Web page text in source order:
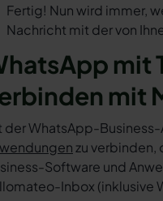
Fertig! Nun wird immer,
Nachricht mit der von
mit
mit
der WhatsApp-
zu verbinden,
Software und
Inbox (inklusive